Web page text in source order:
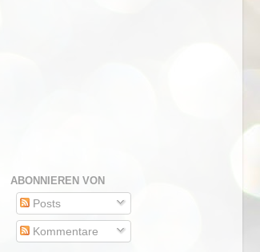
ABONNIEREN VON
Posts
Kommentare